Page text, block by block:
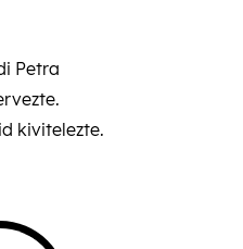
Petra
kivitelezte.